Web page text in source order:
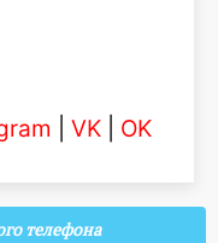
VK OK
телефона